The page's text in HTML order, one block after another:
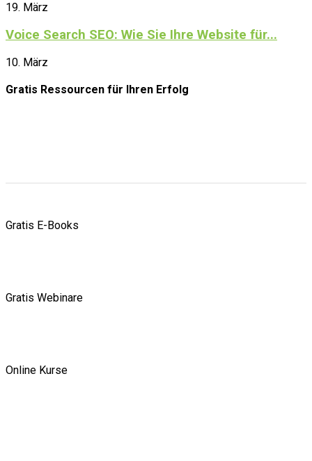
19. März
Voice Search SEO: Wie Sie Ihre Website für...
10. März
Gratis Ressourcen für Ihren Erfolg
Gratis E-Books
Gratis Webinare
Online Kurse